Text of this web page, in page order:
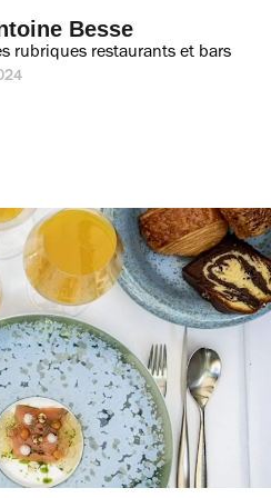
Besse
rubriques restaurants et bars